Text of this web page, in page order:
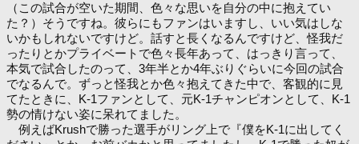
（この試合が空いた期間、色々な思いを自分の中に抱えてい
た？）そうですね。彼らにもファンはいますし、いい気はしな
いかもしれないですけど。話すと長くなるんですけど、怪我だ
ったりとかプライベートで色々長年あって、はっきり言って、
本気で試合したのって、3年半とか4年ぶりぐらいに今回の試合
でなるんで。ずっと怪我とか色々抱えてきた中で、客観的に見
てたときに、K-1ファンとして、元K-1チャンピオンとして、K-1
勢の情けない姿に呆れてました。
例えばKrushで勝った選手がリング上で『僕をK-1に出してく